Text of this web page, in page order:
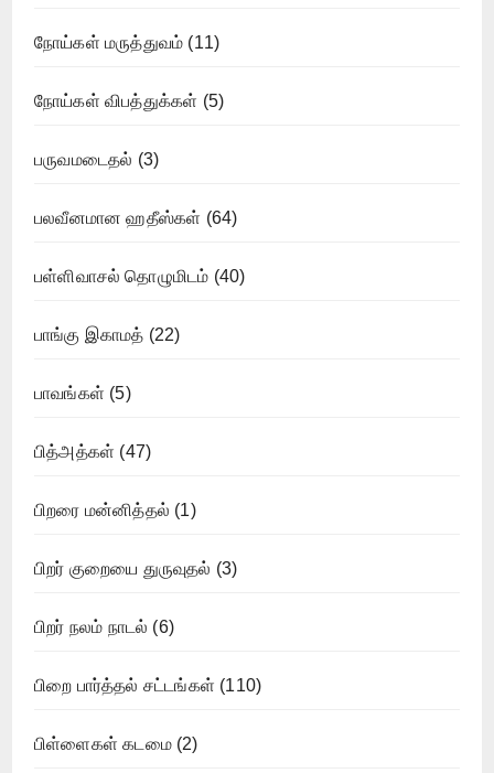
நோய்கள் மருத்துவம் (11)
நோய்கள் விபத்துக்கள் (5)
பருவமடைதல் (3)
பலவீனமான ஹதீஸ்கள் (64)
பள்ளிவாசல் தொழுமிடம் (40)
பாங்கு இகாமத் (22)
பாவங்கள் (5)
பித்அத்கள் (47)
பிறரை மன்னித்தல் (1)
பிறர் குறையை துருவுதல் (3)
பிறர் நலம் நாடல் (6)
பிறை பார்த்தல் சட்டங்கள் (110)
பிள்ளைகள் கடமை(2)